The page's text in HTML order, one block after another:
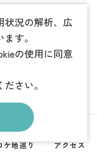
状況の解析、広
す。
の使用に同意
さい。